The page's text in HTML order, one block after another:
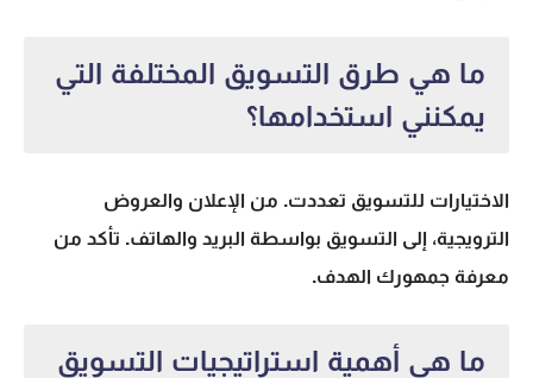
ما هي طرق التسويق المختلفة التي
يمكنني استخدامها؟
الاختيارات للتسويق تعددت. من الإعلان والعروض
الترويجية، إلى التسويق بواسطة البريد والهاتف. تأكد من
معرفة جمهورك الهدف.
ما هي أهمية استراتيجيات التسويق